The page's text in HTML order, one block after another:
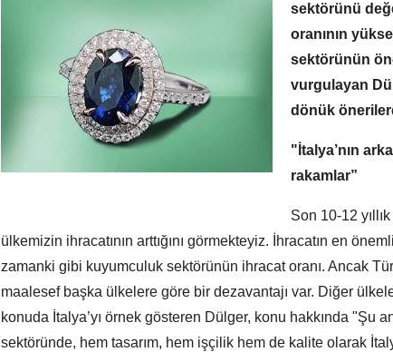
sektörünü
oranının
sektörünün
vurgulayan
dönük
"İtalya’nın
rakamlar”
Son 10-12
ülkemizin ihracatının arttığını görmekteyiz. İhracatın en
zamanki gibi kuyumculuk sektörünün ihracat oranı. Ancak
maalesef başka ülkelere göre bir dezavantajı var. Diğer
konuda İtalya’yı örnek gösteren Dülger, konu hakkında "Şu
sektöründe, hem tasarım, hem işçilik hem de kalite olarak